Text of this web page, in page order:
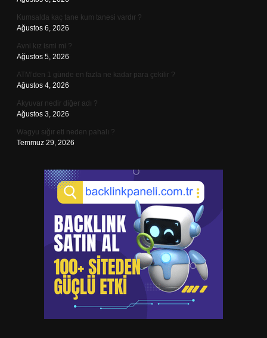
Kumsalda kaç tane kum tanesi vardır ?
Ağustos 6, 2026
Avni kız ismi mi ?
Ağustos 5, 2026
ATM’den 1 günde en fazla ne kadar para çekilir ?
Ağustos 4, 2026
Akyuvar nedir diğer adı ?
Ağustos 3, 2026
Wagyu sığır eti neden pahalı ?
Temmuz 29, 2026